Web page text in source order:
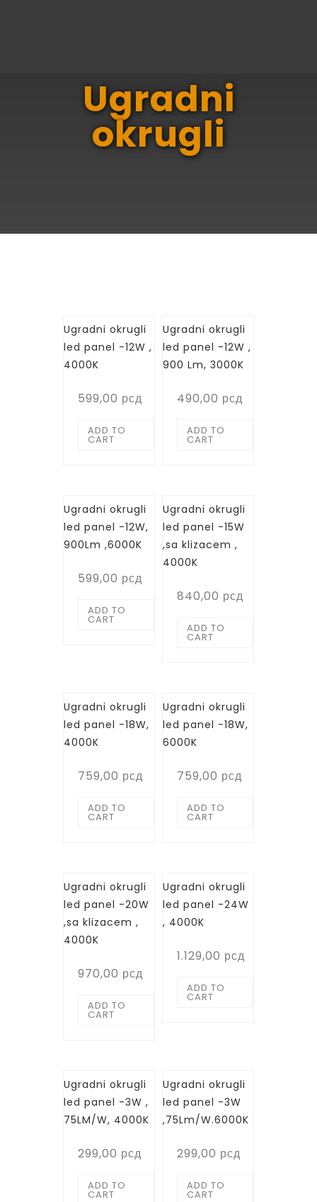
Ugradni
okrugli
Ugradni okrugli
led panel -12W ,
4000K
599,00 рсд
ADD TO
CART
Ugradni okrugli
led panel -12W ,
900 Lm, 3000K
490,00 рсд
ADD TO
CART
Ugradni okrugli
led panel -12W,
900Lm ,6000K
599,00 рсд
ADD TO
CART
Ugradni okrugli
led panel -15W
,sa klizacem ,
4000K
840,00 рсд
ADD TO
CART
Ugradni okrugli
led panel -18W,
4000K
759,00 рсд
ADD TO
CART
Ugradni okrugli
led panel -18W,
6000K
759,00 рсд
ADD TO
CART
Ugradni okrugli
led panel -20W
,sa klizacem ,
4000K
970,00 рсд
ADD TO
CART
Ugradni okrugli
led panel -24W
, 4000K
1.129,00 рсд
ADD TO
CART
Ugradni okrugli
led panel -3W ,
75LM/W, 4000K
299,00 рсд
ADD TO
CART
Ugradni okrugli
led panel -3W
,75Lm/W.6000K
299,00 рсд
ADD TO
CART